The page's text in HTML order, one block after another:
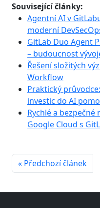
Související články:
Agentní AI v
moderní
GitLab Duo Agent
– budoucnost
Řešení složitých
Workflow
Praktický
investic do AI
Rychlé a bezpečné
Google Cloud s
« Předchozí článek